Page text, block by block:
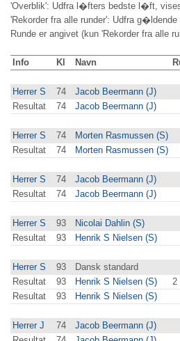
'Overblik': Udfra l�fters bedste l�ft,
'Rekorder fra alle runder': Udfra
Runde er angivet (kun 'Rekorder fra alle
Info Kl Navn
Herrer S 74 Jacob Beermann (J)
Resultat
74 Jacob Beermann (J)
Herrer S 74 Morten Rasmussen (S)
Resultat
74 Morten Rasmussen (S)
Herrer S 74 Jacob Beermann (J)
Resultat
74 Jacob Beermann (J)
Herrer S 93 Nicolai Dahlin (S)
Resultat
93 Henrik S Nielsen (S)
Herrer S 93 Dansk standard
Resultat
93 Henrik S Nielsen (S) 2
Resultat
93 Henrik S Nielsen (S)
Herrer J 74 Jacob Beermann (J)